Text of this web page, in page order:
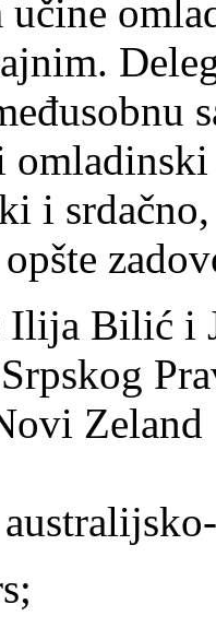
i
Ilija Bilić i
Zeland